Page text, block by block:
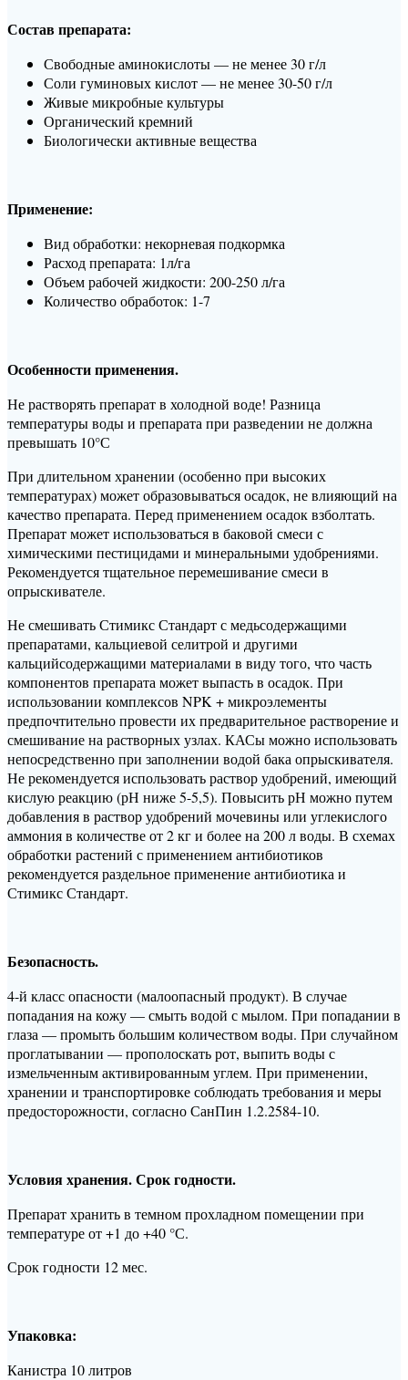
Состав препарата:
Свободные аминокислоты — не менее 30 г/л
Соли гуминовых кислот — не менее 30-50 г/л
Живые микробные культуры
Органический кремний
Биологически активные вещества
Применение:
Вид обработки: некорневая подкормка
Расход препарата: 1л/га
Объем рабочей жидкости: 200-250 л/га
Количество обработок: 1-7
Особенности применения.
Не растворять препарат в холодной воде! Разница
температуры воды и препарата при разведении не должна
превышать 10°С
При длительном хранении (особенно при высоких
температурах) может образовываться осадок, не влияющий на
качество препарата. Перед применением осадок взболтать.
Препарат может использоваться в баковой смеси с
химическими пестицидами и минеральными удобрениями.
Рекомендуется тщательное перемешивание смеси в
опрыскивателе.
Не смешивать Стимикс Стандарт с медьсодержащими
препаратами, кальциевой селитрой и другими
кальцийсодержащими материалами в виду того, что часть
компонентов препарата может выпасть в осадок. При
использовании комплексов NPK + микроэлементы
предпочтительно провести их предварительное растворение и
смешивание на растворных узлах. КАСы можно использовать
непосредственно при заполнении водой бака опрыскивателя.
Не рекомендуется использовать раствор удобрений, имеющий
кислую реакцию (рН ниже 5-5,5). Повысить рН можно путем
добавления в раствор удобрений мочевины или углекислого
аммония в количестве от 2 кг и более на 200 л воды. В схемах
обработки растений с применением антибиотиков
рекомендуется раздельное применение антибиотика и
Стимикс Стандарт.
Безопасность.
4-й класс опасности (малоопасный продукт). В случае
попадания на кожу — смыть водой с мылом. При попадании в
глаза — промыть большим количеством воды. При случайном
проглатывании — прополоскать рот, выпить воды с
измельченным активированным углем. При применении,
хранении и транспортировке соблюдать требования и меры
предосторожности, согласно СанПин 1.2.2584-10.
Условия хранения. Срок годности.
Препарат хранить в темном прохладном помещении при
температуре от +1 до +40 °С.
Срок годности 12 мес.
Упаковка:
Канистра 10 литров